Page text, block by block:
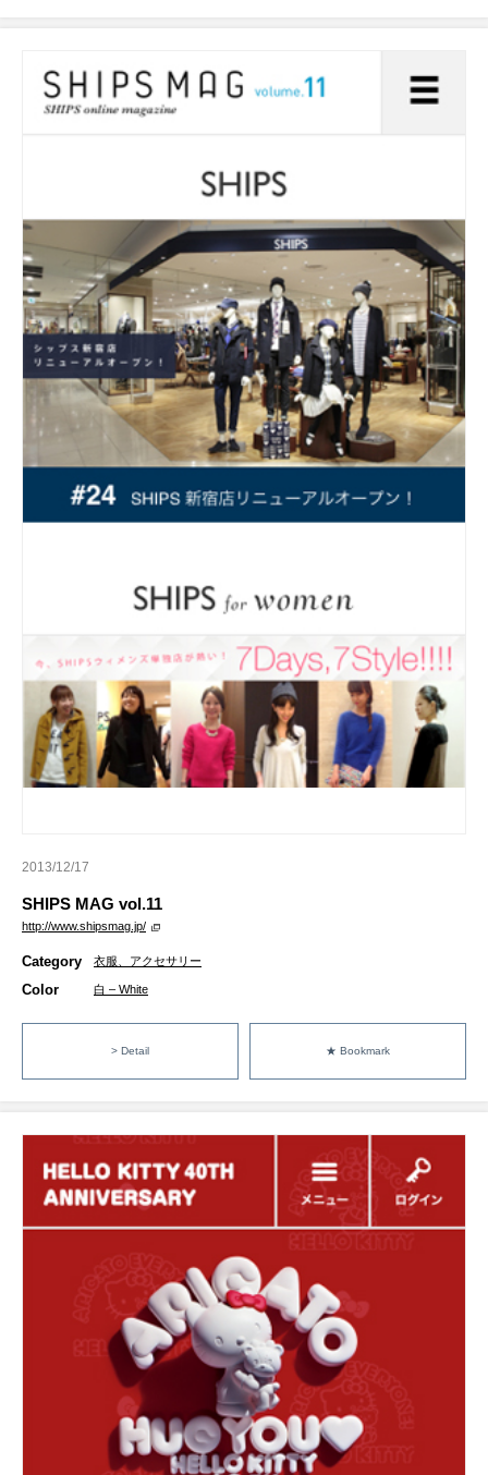
2013/12/17
SHIPS MAG vol.11
http://www.shipsmag.jp/
Category 衣服、アクセサリー
Color 白 – White
> Detail ★ Bookmark